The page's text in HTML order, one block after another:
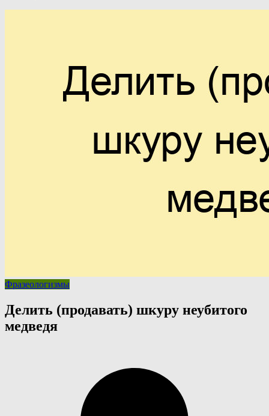
Фразеологизмы
Делить (продавать) шкуру неубитого
медведя